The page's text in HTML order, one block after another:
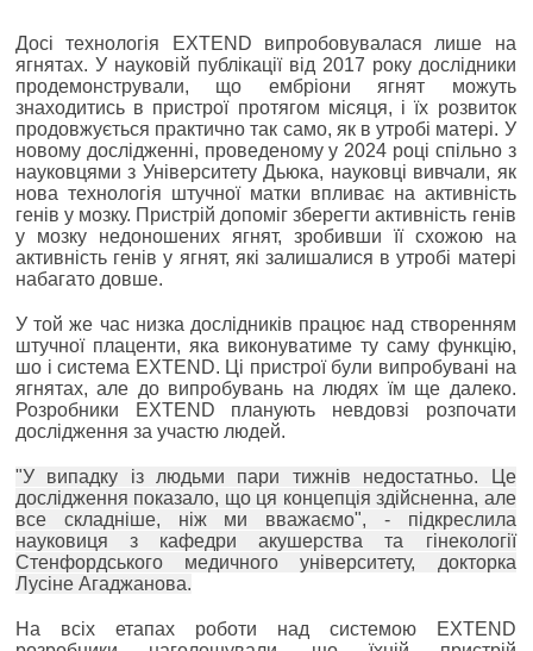
Досі технологія EXTEND випробовувалася лише на
ягнятах. У науковій публікації від 2017 року дослідники
продемонстрували, що ембріони ягнят можуть
знаходитись в пристрої протягом місяця, і їх розвиток
продовжується практично так само, як в утробі матері. У
новому дослідженні, проведеному у 2024 році спільно з
науковцями з Університету Дьюка, науковці вивчали, як
нова технологія штучної матки впливає на активність
генів у мозку. Пристрій допоміг зберегти активність генів
у мозку недоношених ягнят, зробивши її схожою на
активність генів у ягнят, які залишалися в утробі матері
набагато довше.
У той же час низка дослідників працює над створенням
штучної плаценти, яка виконуватиме ту саму функцію,
шо і система EXTEND. Ці пристрої були випробувані на
ягнятах, але до випробувань на людях їм ще далеко.
Розробники EXTEND планують невдовзі розпочати
дослідження за участю людей.
"У випадку із людьми пари тижнів недостатньо. Це
дослідження показало, що ця концепція здійсненна, але
все складніше, ніж ми вважаємо", - підкреслила
науковиця з кафедри акушерства та гінекології
Стенфордського медичного університету, докторка
Лусіне Агаджанова.
На всіх етапах роботи над системою EXTEND